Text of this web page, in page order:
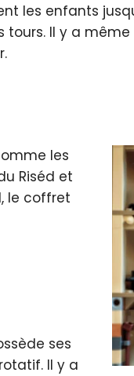
les enfants
Il y a
les
Riséd et
le coffret
ses
Il y a